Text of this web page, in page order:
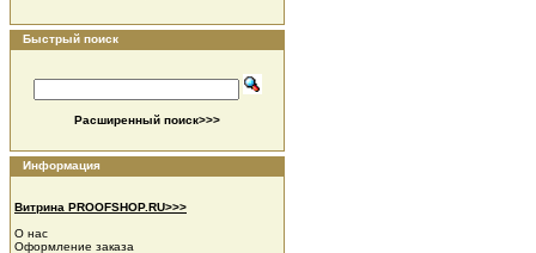
Быстрый поиск
Расширенный поиск>>>
Информация
Витрина PROOFSHOP.RU>>>
О нас
Оформление заказа